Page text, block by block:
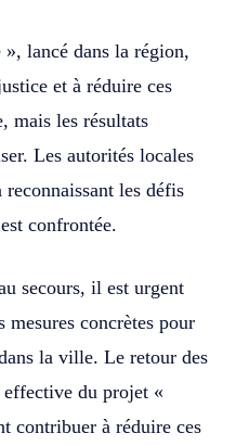
lancé dans la région,
et à réduire ces
mais les résultats
Les autorités locales
reconnaissant les défis
confrontée.
secours, il est urgent
mesures concrètes pour
la ville. Le retour des
du projet «
contribuer à réduire ces